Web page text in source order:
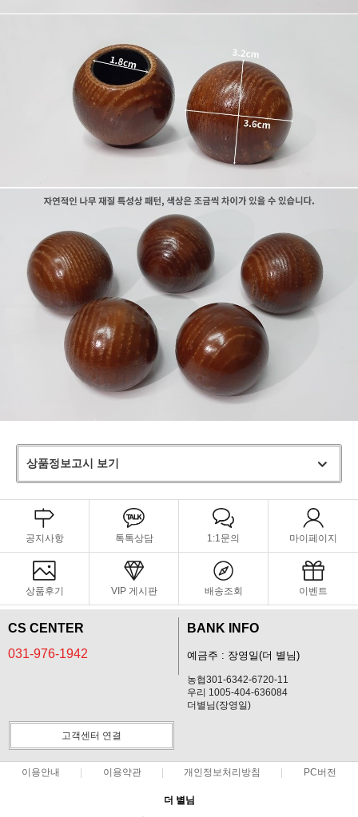
상품정보고시 보기
공지사항 톡톡상담 1:1문의 마이페이지
상품후기 VIP 게시판 배송조회 이벤트
CS CENTER
031-976-1942
BANK INFO
예금주 : 장영일(더 별님)
농협301-6342-6720-11
우리 1005-404-636084
더별님(장영일)
고객센터 연결
이용안내 이용약관 개인정보처리방침 PC버전
더 별님